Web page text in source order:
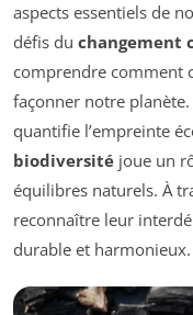
aspects essentiels de
défis du changement
comprendre comment
façonner notre
quantifie l’empreinte
biodiversité joue un
équilibres naturels. À
reconnaître leur
durable et harmonieux.